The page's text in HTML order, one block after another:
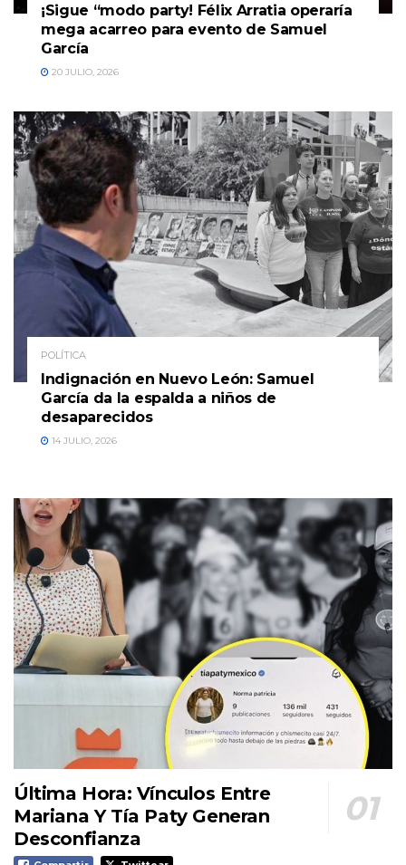
¡Sigue “modo party! Félix Arratia operaría
mega acarreo para evento de Samuel
García
20 JULIO, 2026
POLÍTICA
Indignación en Nuevo León: Samuel
García da la espalda a niños de
desaparecidos
14 JULIO, 2026
Última Hora: Vínculos Entre
Mariana Y Tía Paty Generan
Desconfianza